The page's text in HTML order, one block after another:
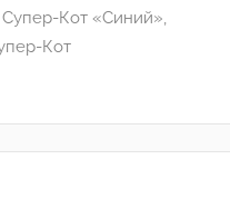
i
a
Кот «Синий»,
Кот